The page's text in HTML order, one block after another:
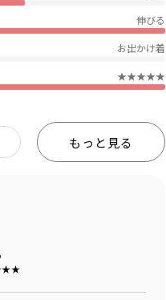
伸びる
お出かけ着
★★★★★
もっと見る